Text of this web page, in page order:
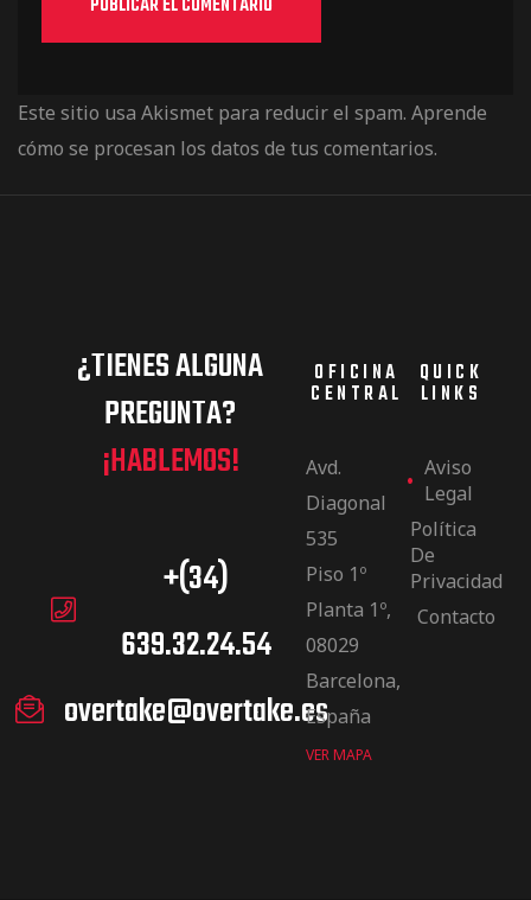
Este sitio usa Akismet para reducir el spam. Aprende
cómo se procesan los datos de tus comentarios.
¿TIENES ALGUNA
PREGUNTA?
¡HABLEMOS!
+(34)
639.32.24.54
overtake@overtake.es
OFICINA
CENTRAL
Avd.
Diagonal
535
Piso 1º
Planta 1º,
08029
Barcelona,
España
VER MAPA
QUICK
LINKS
Aviso
Legal
Política
De
Privacidad
Contacto